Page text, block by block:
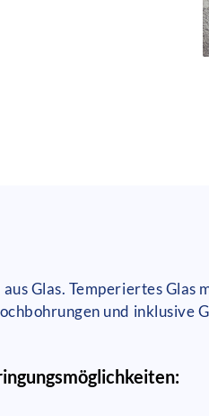
Glas. Temperiertes
und inklusive